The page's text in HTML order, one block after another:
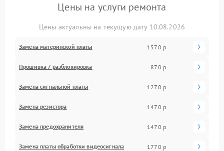
Цены на услуги ремонта
Цены актуальны на текущую дату 10.08.2026
Замена материнской платы 1570 р
Прошивка / разблокировка 870 р
Замена сигнальной платы 1270 р
Замена резистора 1470 р
Замена предохранителя 1470 р
Замена платы обработки видеосигнала 1770 р